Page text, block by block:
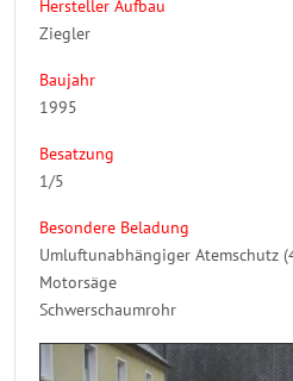
Hersteller Aufbau
Ziegler
Baujahr
1995
Besatzung
1/5
Besondere Beladung
Umluftunabhängiger Atemschutz
Motorsäge
Schwerschaumrohr